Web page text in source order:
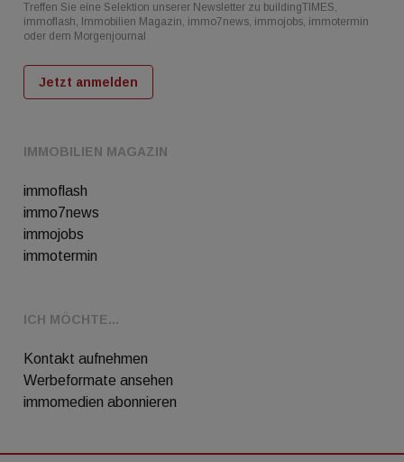
IMMOBILIEN MAGAZIN
immoflash
immo7news
immojobs
immotermin
ICH MÖCHTE...
Kontakt aufnehmen
Werbeformate ansehen
immomedien abonnieren
Treffen Sie eine Selektion unserer Newsletter zu buildingTIMES,
immoflash, Immobilien Magazin, immo7news, immojobs, immotermin
oder dem Morgenjournal
Jetzt anmelden